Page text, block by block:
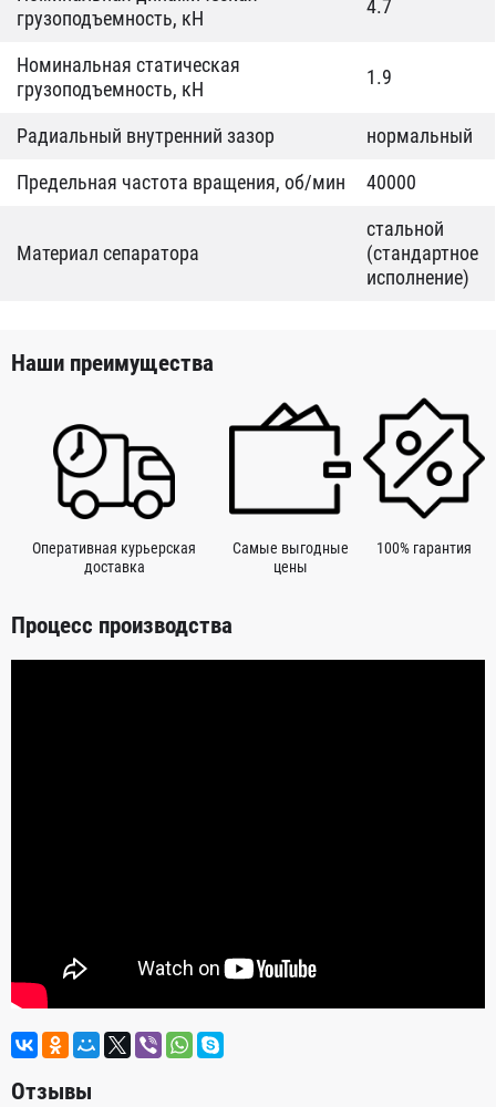
грузоподъемность, кН
4.7
Номинальная статическая
грузоподъемность, кН
1.9
Радиальный внутренний зазор
нормальный
Предельная частота вращения, об/мин
40000
Материал сепаратора
стальной
(стандартное
исполнение)
Наши преимущества
Оперативная курьерская
доставка
Самые выгодные
цены
100% гарантия
Процесс производства
Отзывы